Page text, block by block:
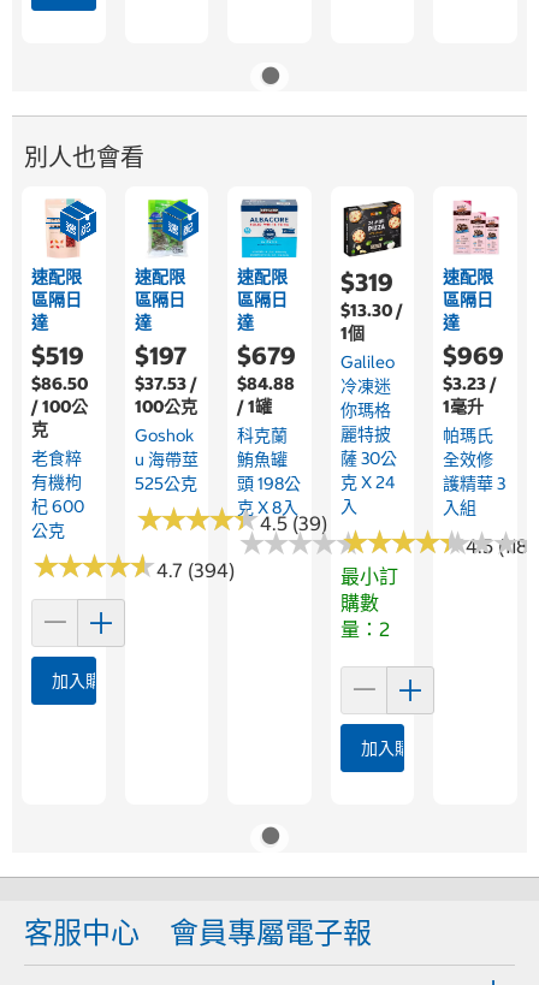
別人也會看
速配限
區隔日
達
$519
$86.50
/ 100公
克
老食粹
有機枸
杞 600
公克
★★★★★
★★★★★4.7 (394)
加入購物車
速配限
區隔日
達
$197
$37.53 /
100公克
Goshok
U 海帶莖
525公克
★★★★★
★★★★★4.5 (39)
速配限
區隔日
達
$679
$84.88
/ 1罐
科克蘭
鮪魚罐
頭 198公
克 X 8入
★★★★★
★★★★★
$319
$13.30 /
1個
Galileo
冷凍迷
你瑪格
麗特披
薩 30公
克 X 24
入
★★★★★
★★★★★4.5 (118)
最小訂
購數
量：2
加入購物車
速配限
區隔日
達
$969
$3.23 /
1毫升
帕瑪氏
全效修
護精華 3
入組
★★★
★★★
客服中心 會員專屬電子報